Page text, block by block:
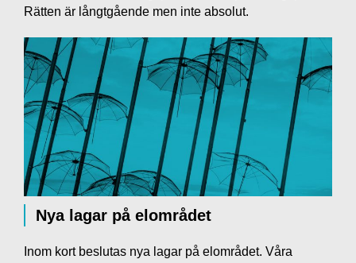
Rätten är långtgående men inte absolut.
Nya lagar på elområdet
Inom kort beslutas nya lagar på elområdet. Våra